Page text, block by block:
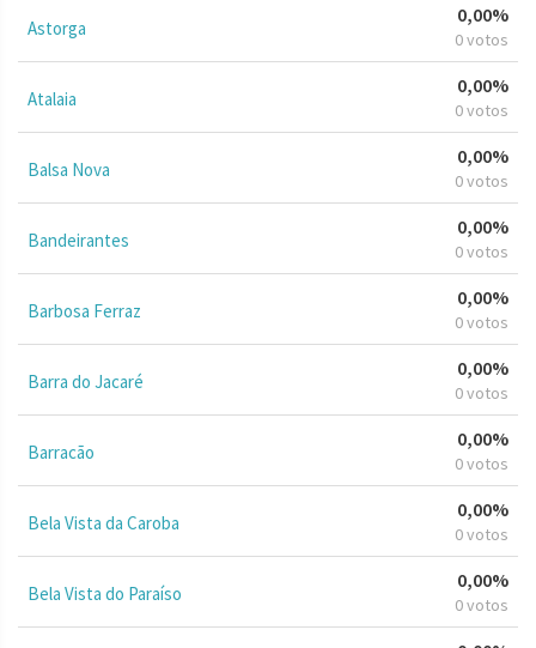
Astorga
0,00%
0 votos
Atalaia
0,00%
0 votos
Balsa Nova
0,00%
0 votos
Bandeirantes
0,00%
0 votos
Barbosa Ferraz
0,00%
0 votos
Barra do Jacaré
0,00%
0 votos
Barracão
0,00%
0 votos
Bela Vista da Caroba
0,00%
0 votos
Bela Vista do Paraíso
0,00%
0 votos